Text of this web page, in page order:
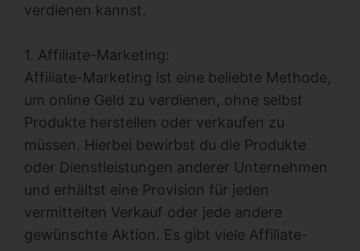
verdienen kannst.
1. Affiliate-Marketing:
Affiliate-Marketing ist eine beliebte Methode,
um online Geld zu verdienen, ohne selbst
Produkte herstellen oder verkaufen zu
müssen. Hierbei bewirbst du die Produkte
oder Dienstleistungen anderer Unternehmen
und erhältst eine Provision für jeden
vermittelten Verkauf oder jede andere
gewünschte Aktion. Es gibt viele Affiliate-